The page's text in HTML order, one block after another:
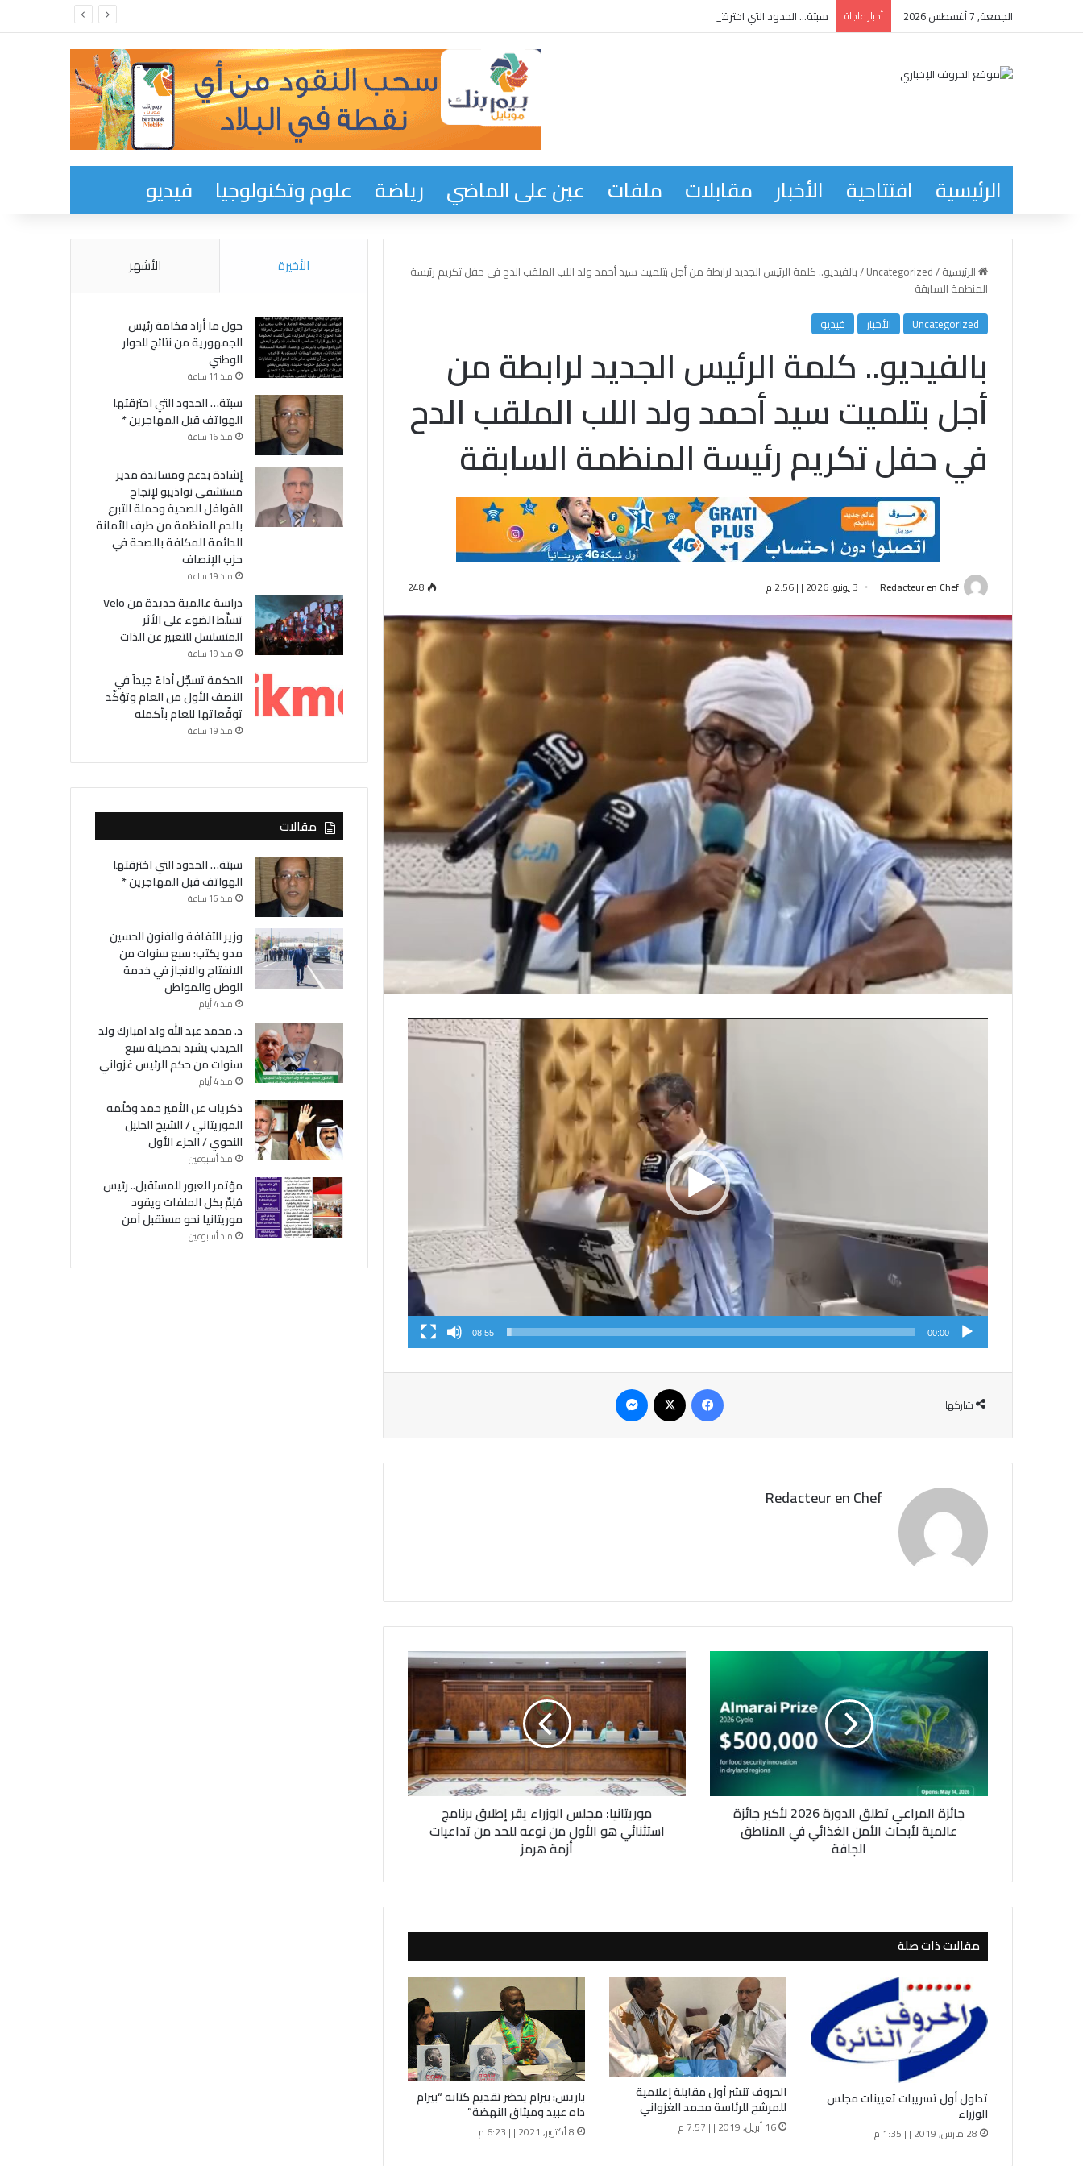
الجمعة, 7 أغسطس 2026 أخبار عاجلة سبتة… الحدود التي اخترقتها الهواتف قبل المهاجرين *
الرئيسية افتتاحية الأخبار مقابلات ملفات عين على الماضي رياضة علوم وتكنولوجيا فيديو
الرئيسية/
Uncategorized
/بالفيديو.. كلمة الرئيس الجديد لرابطة من أجل بتلميت سيد أحمد ولد اللب الملقب الدح في حفل تكريم رئيسة
المنظمة السابقة
Uncategorized
الأخبار فيديو
بالفيديو.. كلمة الرئيس الجديد لرابطة من
أجل بتلميت سيد أحمد ولد اللب الملقب الدح
في حفل تكريم رئيسة المنظمة السابقة
Redacteur en Chef 3 يونيو, 2026 | | 2:56 م 248
مشغل
00:00
08:55
شاركها
Redacteur en Chef
م
ر
ط
ق
ا
د
ة
2
ل
أ
ك
جائزة المراعي تطلق الدورة 2026 لأكبر جائزة
عالمية لأبحاث الأمن الغذائي في المناطق
الجافة
م
و
ت
ا
ي
ا
س
ل
و
ر
ا
ي
ق
ر
إ
ط
ل
ا
ق
موريتانيا: مجلس الوزراء يقر إطلاق برنامج
استثنائي هو الأول من نوعه للحد من تداعيات
أزمة هرمز
مقالات ذات صلة
تداول أول تسريبات تعيينات مجلس
الوزراء
28 مارس, 2019 | | 1:35 م
الحروف تنشر أول مقابلة إعلامية
للمرشح للرئاسة محمد الغزواني
16 أبريل, 2019 | | 7:57 م
باريس: بيرام يحضر تقديم كتابه “بيرام
داه عبيد وميثاق النهضة”
8 أكتوبر, 2021 | | 6:23 م
الأخيرة الأشهر
حول ما أراد فخامة رئيس
الجمهورية من نتائج للحوار
الوطني
منذ 11 ساعة
سبتة… الحدود التي اخترقتها
الهواتف قبل المهاجرين *
منذ 16 ساعة
إشادة بدعم ومساندة مدير
مستشفى نواذيبو لإنجاح
القوافل الصحية وحملة التبرع
بالدم المنظمة من طرف الأمانة
الدائمة المكلفة بالصحة في
حزب الإنصاف
منذ 19 ساعة
دراسة عالمية جديدة من Velo
تسلّط الضوء على الأثر
المتسلسل للتعبير عن الذات
منذ 19 ساعة
الحكمة تسجّل أداءً جيداً في
النصف الأول من العام وتؤكّد
توقّعاتها للعام بأكمله
منذ 19 ساعة
مقالات
سبتة… الحدود التي اخترقتها
الهواتف قبل المهاجرين *
منذ 16 ساعة
وزير الثقافة والفنون الحسين
مدو يكتب: سبع سنوات من
الانفتاح والانجاز في خدمة
الوطن والمواطن
منذ 4 أيام
د. محمد عبد الله ولد امبارك ولد
الحيدب يشيد بحصيلة سبع
سنوات من حكم الرئيس غزواني
منذ 4 أيام
ذكريات عن الأمير حمد وحُلْمه
الموريتاني / الشيخ الخليل
النحوي / الجزء الأول
منذ أسبوعين
مؤتمر العبور للمستقبل.. رئيس
مُلِمّ بكل الملفات ويقود
موريتانيا نحو مستقبل آمن
منذ أسبوعين